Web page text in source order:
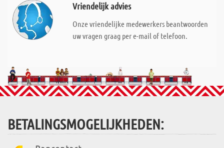
Vriendelijk advies
Onze vriendelijke medewerkers beantwoorden
uw vragen graag per e-mail of telefoon.
BETALINGSMOGELIJKHEDEN: